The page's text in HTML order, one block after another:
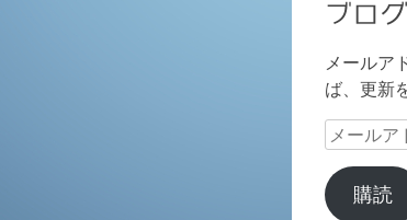
ブロ
メールア
ば、更新
メ
ル
ア
購読